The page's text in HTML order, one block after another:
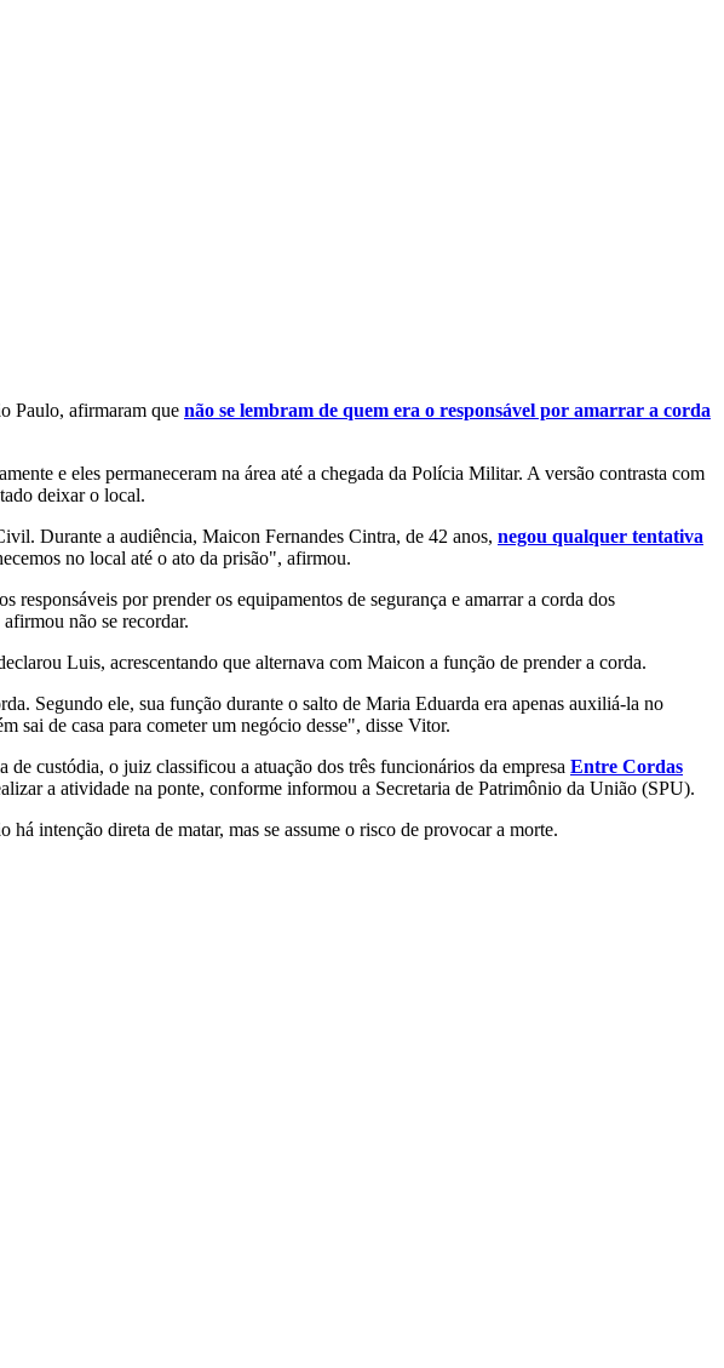
Paulo, afirmaram que não se lembram de quem era o responsável por amarrar a corda
e eles permaneceram na área até a chegada da Polícia Militar. A versão contrasta com
deixar o local.
Durante a audiência, Maicon Fernandes Cintra, de 42 anos, negou qualquer tentativa
no local até o ato da prisão", afirmou.
por prender os equipamentos de segurança e amarrar a corda dos
não se recordar.
Luis, acrescentando que alternava com Maicon a função de prender a corda.
Segundo ele, sua função durante o salto de Maria Eduarda era apenas auxiliá-la no
sai de casa para cometer um negócio desse", disse Vitor.
custódia, o juiz classificou a atuação dos três funcionários da empresa Entre Cordas
a atividade na ponte, conforme informou a Secretaria de Patrimônio da União (SPU).
intenção direta de matar, mas se assume o risco de provocar a morte.